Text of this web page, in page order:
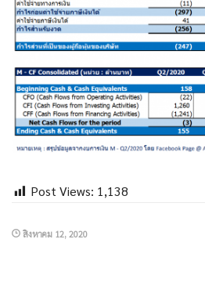
Post Views: 1,138
สิงหาคม 12, 2020